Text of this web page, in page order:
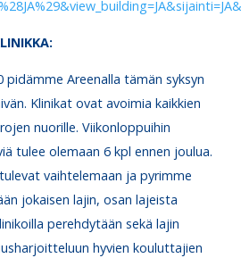
pidämme Areenalla tämän syksyn
Klinikat ovat avoimia kaikkien
nuorille. Viikonloppuihin
tulee olemaan 6 kpl ennen joulua.
vaihtelemaan ja pyrimme
jokaisen lajin, osan lajeista
perehdytään sekä lajin
hyvien kouluttajien